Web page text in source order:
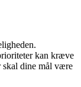
kan kræve
skal dine mål være